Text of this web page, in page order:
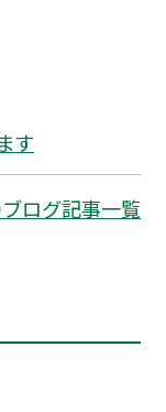
す
ログ記事一覧